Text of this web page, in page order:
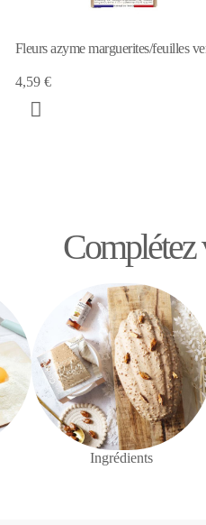
Décors azyme fleurs
Complétez
Ingrédients